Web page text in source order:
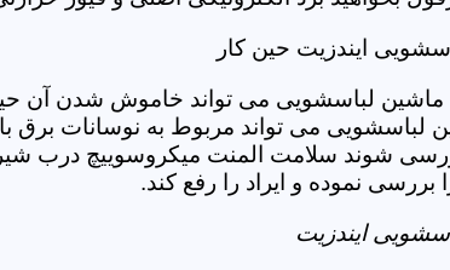
ایندزیت حین کار
ماشین لباسشویی می تواند خاموش شدن آن
می تواند مربوط به نوسانات برق
شوند سلامت المنت میکروسوییچ درب شیر
بررسی نموده و ایراد را رفع کند.
ایندزیت